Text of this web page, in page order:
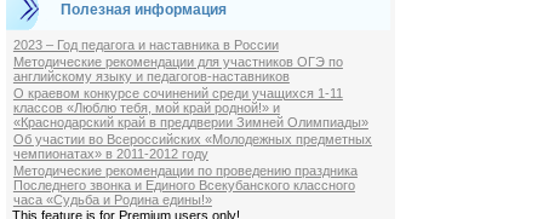
Полезная информация
2023 – Год педагога и наставника в России
Методические рекомендации для участников ОГЭ по
английскому языку и педагогов-наставников
О краевом конкурсе сочинений среди учащихся 1-11
классов «Люблю тебя, мой край родной!» и
«Краснодарский край в преддверии Зимней Олимпиады»
Об участии во Всероссийских «Молодежных предметных
чемпионатах» в 2011-2012 году
Методические рекомендации по проведению праздника
Последнего звонка и Единого Всекубанского классного
часа «Судьба и Родина едины!»
This feature is for Premium users only!